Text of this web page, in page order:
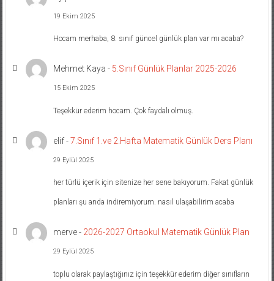
19 Ekim 2025
Hocam merhaba, 8. sınıf güncel günlük plan var mı acaba?
Mehmet Kaya - 5.Sınıf Günlük Planlar 2025-2026
15 Ekim 2025
Teşekkür ederim hocam. Çok faydalı olmuş.
elif-7.Sınıf 1.ve 2.Hafta Matematik Günlük Ders Planı
29 Eylül 2025
her türlü içerik için sitenize her sene bakıyorum. Fakat günlük
planları şu anda indiremiyorum. nasıl ulaşabilirim acaba
merve- 2026-2027 Ortaokul Matematik Günlük Plan
29 Eylül 2025
toplu olarak paylaştığınız için teşekkür ederim diğer sınıfların